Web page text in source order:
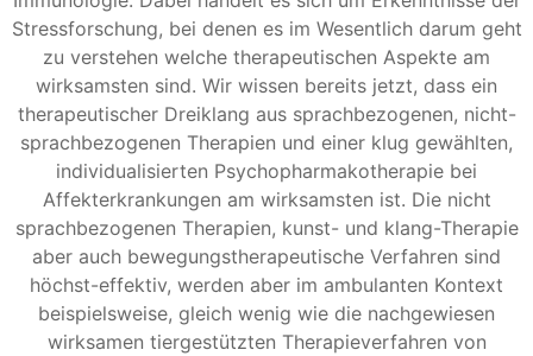
Stressforschung, bei denen es im Wesentlich darum geht
zu verstehen welche therapeutischen Aspekte am
wirksamsten sind. Wir wissen bereits jetzt, dass ein
therapeutischer Dreiklang aus sprachbezogenen, nicht-
sprachbezogenen Therapien und einer klug gewählten,
individualisierten Psychopharmakotherapie bei
Affekterkrankungen am wirksamsten ist. Die nicht
sprachbezogenen Therapien, kunst- und klang-Therapie
aber auch bewegungstherapeutische Verfahren sind
höchst-effektiv, werden aber im ambulanten Kontext
beispielsweise, gleich wenig wie die nachgewiesen
wirksamen tiergestützten Therapieverfahren von